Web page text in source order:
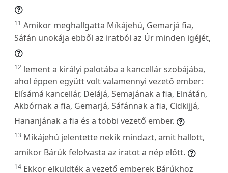
11 Amikor meghallgatta Míkájehú, Gemarjá fia,
Sáfán unokája ebből az iratból az Úr minden igéjét,
12 lement a királyi palotába a kancellár szobájába,
ahol éppen együtt volt valamennyi vezető ember:
Elísámá kancellár, Delájá, Semajának a fia, Elnátán,
Akbórnak a fia, Gemarjá, Sáfánnak a fia, Cidkijjá,
Hananjának a fia és a többi vezető ember.
13 Míkájehú jelentette nekik mindazt, amit hallott,
amikor Bárúk felolvasta az iratot a nép előtt.
14 Ekkor elküldték a vezető emberek Bárúkhoz